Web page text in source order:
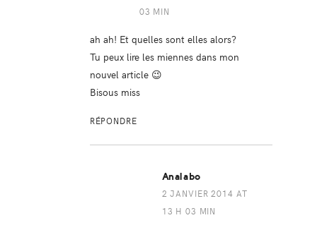
03 MIN
ah ah! Et quelles sont elles alors?
Tu peux lire les miennes dans mon
nouvel article 😉
Bisous miss
RÉPONDRE
Analabo
2 JANVIER 2014 AT
13 H 03 MIN